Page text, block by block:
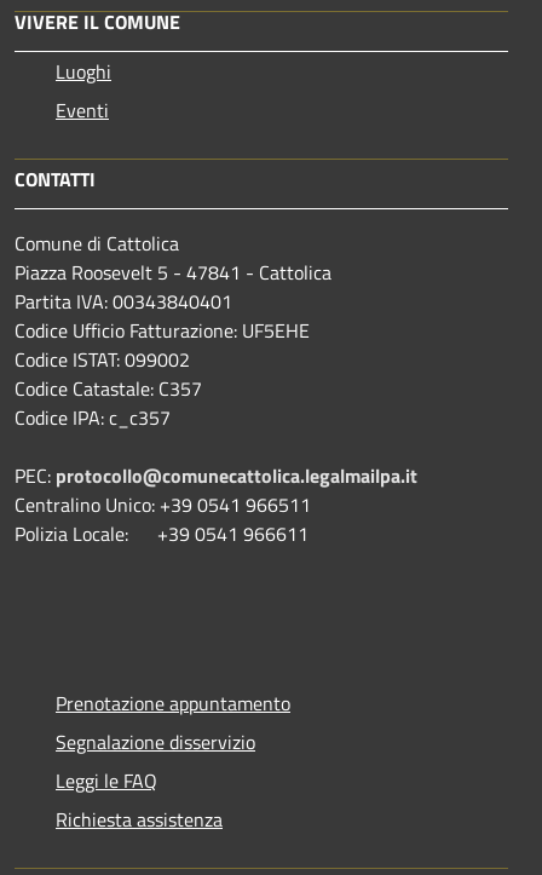
VIVERE IL COMUNE
Luoghi
Eventi
CONTATTI
Comune di Cattolica
Piazza Roosevelt 5 - 47841 - Cattolica
Partita IVA: 00343840401
Codice Ufficio Fatturazione: UF5EHE
Codice ISTAT: 099002
Codice Catastale: C357
Codice IPA: c_c357
PEC: protocollo@comunecattolica.legalmailpa.it
Centralino Unico: +39 0541 966511
Polizia Locale: +39 0541 966611
Prenotazione appuntamento
Segnalazione disservizio
Leggi le FAQ
Richiesta assistenza